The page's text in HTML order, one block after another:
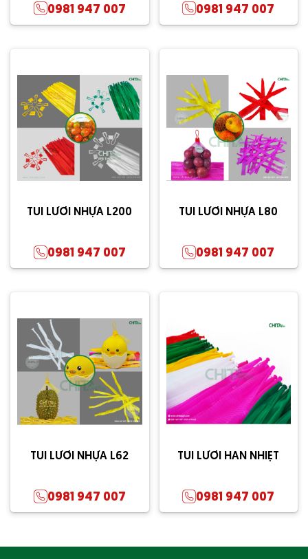
0981 947 007 0981 947 007
TÚI LƯỚI NHỰA L200
0981 947 007
TÚI LƯỚI NHỰA L80
0981 947 007
TÚI LƯỚI NHỰA L62
0981 947 007
TÚI LƯỚI HÀN NHIỆT
0981 947 007